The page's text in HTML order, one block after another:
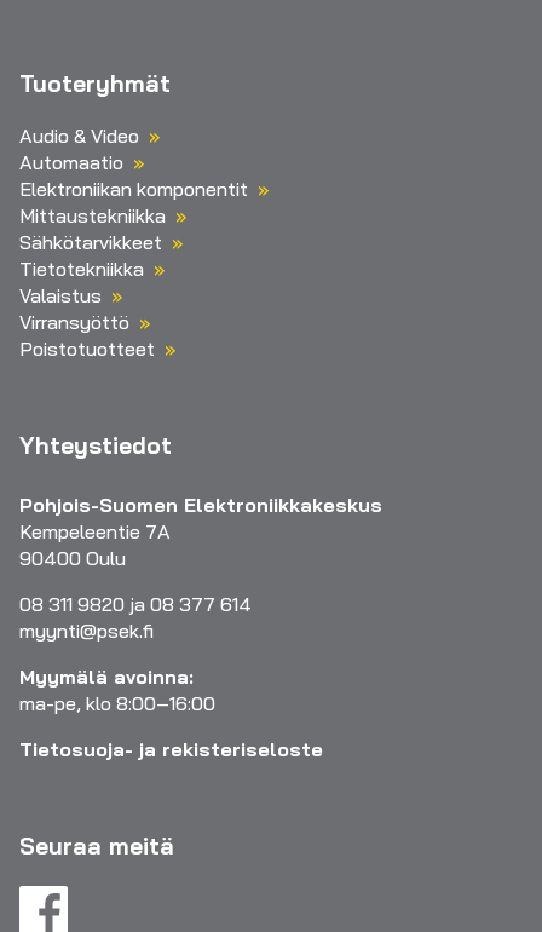
Tuoteryhmät
Audio & Video
Automaatio
Elektroniikan komponentit
Mittaustekniikka
Sähkötarvikkeet
Tietotekniikka
Valaistus
Virransyöttö
Poistotuotteet
Yhteystiedot
Pohjois-Suomen Elektroniikkakeskus
Kempeleentie 7A
90400 Oulu
08 311 9820 ja 08 377 614
myynti@psek.fi
Myymälä avoinna:
ma-pe, klo 8:00–16:00
Tietosuoja- ja rekisteriseloste
Seuraa meitä